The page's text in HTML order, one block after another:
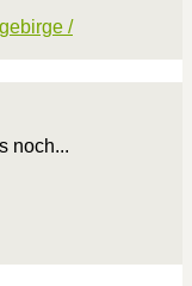
/
noch...